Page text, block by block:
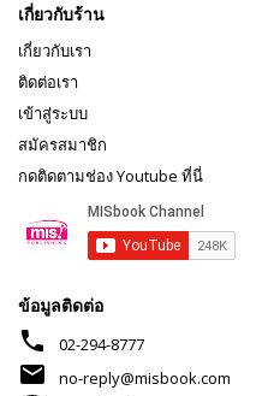
เกี่ยวกับร้าน
เกี่ยวกับเรา
ติดต่อเรา
เข้าสู่ระบบ
สมัครสมาชิก
กดติดตามช่อง Youtube ที่นี่
ข้อมูลติดต่อ
phone 02-294-8777
mail
no-reply@misbook.com